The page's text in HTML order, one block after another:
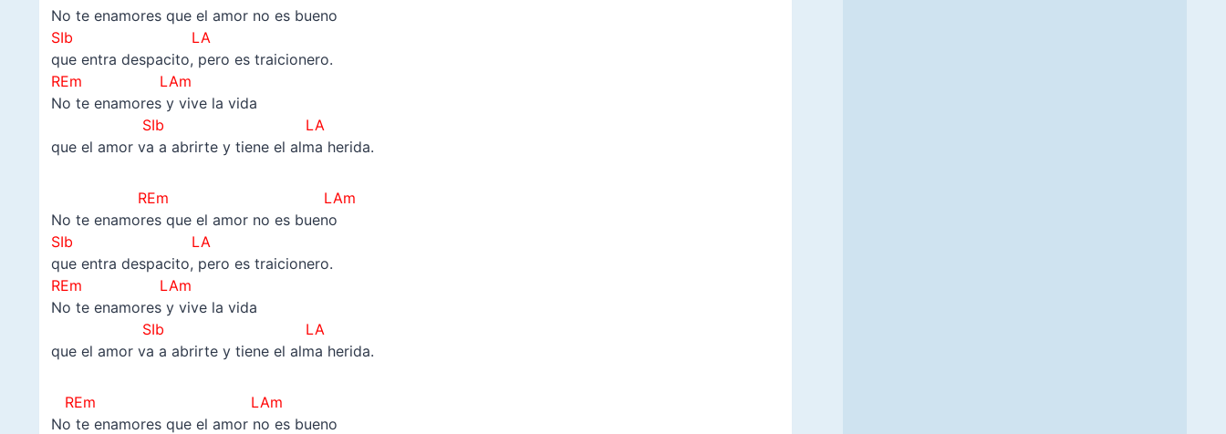
No te enamores que el amor no es bueno
SIb LA
que entra despacito, pero es traicionero.
REm LAm
No te enamores y vive la vida
SIb LA
que el amor va a abrirte y tiene el alma herida.
REm LAm
No te enamores que el amor no es bueno
SIb LA
que entra despacito, pero es traicionero.
REm LAm
No te enamores y vive la vida
SIb LA
que el amor va a abrirte y tiene el alma herida.
REm LAm
No te enamores que el amor no es bueno